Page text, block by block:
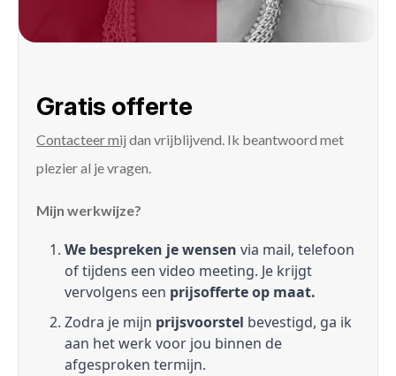
Gratis offerte
Contacteer mij dan vrijblijvend. Ik beantwoord met
plezier al je vragen.
Mijn werkwijze?
We bespreken je wensen via mail, telefoon
of tijdens een video meeting. Je krijgt
vervolgens een prijsofferte op maat.
Zodra je mijn prijsvoorstel bevestigd, ga ik
aan het werk voor jou binnen de
afgesproken termijn.